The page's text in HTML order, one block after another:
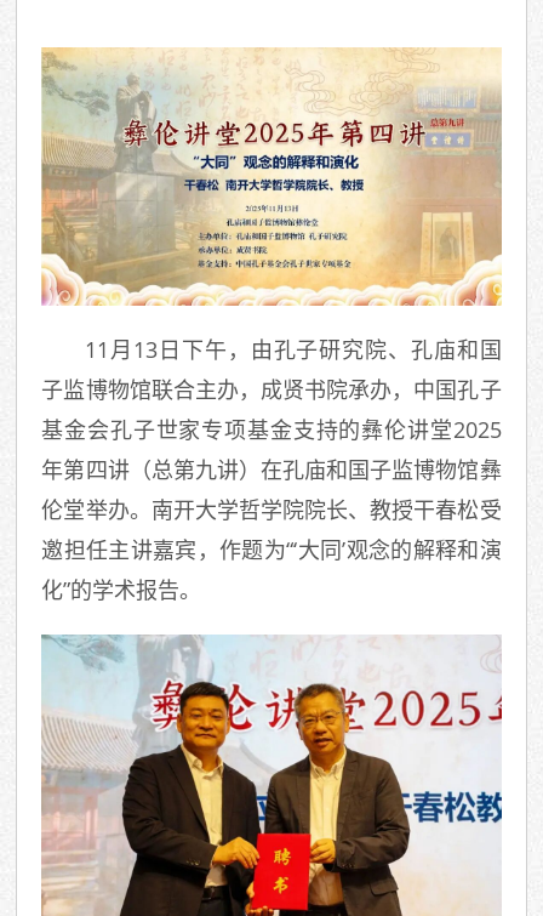
11月13日下午，由孔子研究院、孔庙和国
子监博物馆联合主办，成贤书院承办，中国孔子
基金会孔子世家专项基金支持的彝伦讲堂2025
年第四讲（总第九讲）在孔庙和国子监博物馆彝
伦堂举办。南开大学哲学院院长、教授干春松受
邀担任主讲嘉宾，作题为“‘大同’观念的解释和演
化”的学术报告。